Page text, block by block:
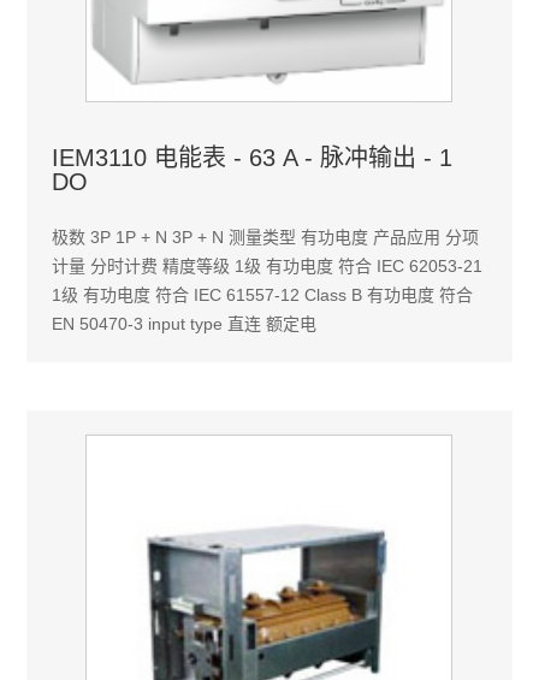
IEM3110 电能表 - 63 A - 脉冲输出 - 1
DO
极数 3P 1P + N 3P + N 测量类型 有功电度 产品应用 分项
计量 分时计费 精度等级 1级 有功电度 符合 IEC 62053-21
1级 有功电度 符合 IEC 61557-12 Class B 有功电度 符合
EN 50470-3 input type 直连 额定电